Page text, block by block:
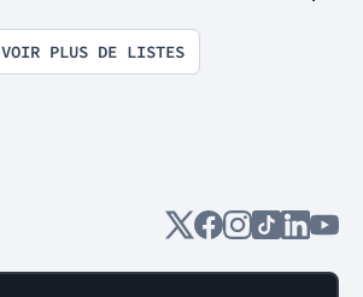
VOIR PLUS DE LISTES